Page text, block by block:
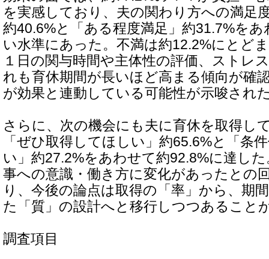
を実感しており、夫の関わり方への満足
約40.6%と「ある程度満足」約31.7%を
い水準にあった。不満は約12.2%にとど
１日の関与時間や主体性の評価、ストレ
れも育休期間が長いほど高まる傾向が確
が効果と連動している可能性が示唆され
さらに、次の機会にも夫に育休を取得し
「ぜひ取得してほしい」約65.6%と「条
い」約27.2%をあわせて約92.8%に達し
事への意識・働き方に変化があったとの
り、今後の論点は取得の「率」から、期
た「質」の設計へと移行しつつあること
調査項目